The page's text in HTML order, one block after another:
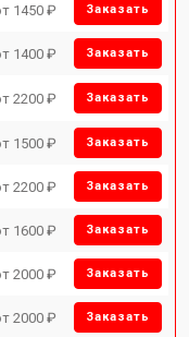
1450 ₽ Заказать
1400 ₽ Заказать
2200 ₽ Заказать
1500 ₽ Заказать
2200 ₽ Заказать
1600 ₽ Заказать
2000 ₽ Заказать
2000 ₽ Заказать